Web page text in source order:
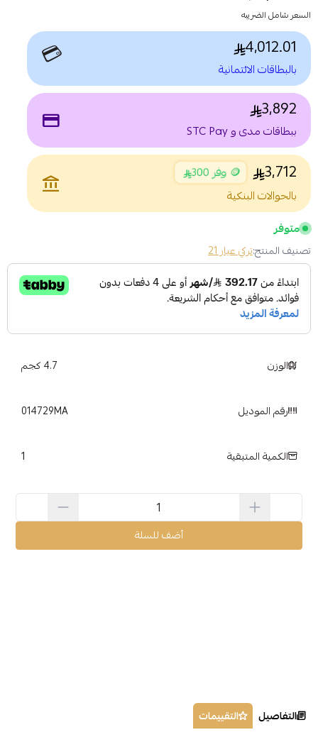
السعر شامل الضريبه
4,012.01
بالبطاقات الائتمانية 💳
3,892
ببطاقات مدى و STC Pay payment
3,712
🪙 وفر 300
بالحوالات البنكية
account_balance
متوفر
تصنيف المنتج:تركي عيار 21
الوزن 4.7 كجم
رقم الموديل 014729MA
الكمية المتبقية 1
أضف للسلة
التفاصيل التقييمات